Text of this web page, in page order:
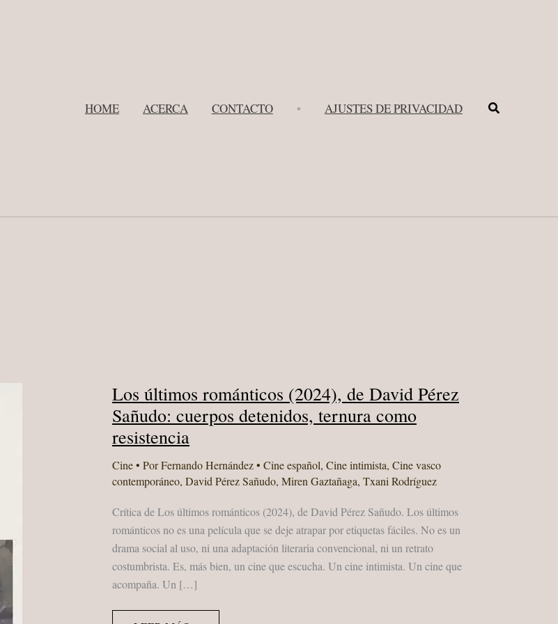
HOME ACERCA CONTACTO • AJUSTES DE PRIVACIDAD Buscar
Los últimos románticos (2024), de David Pérez
Sañudo: cuerpos detenidos, ternura como
resistencia
Cine• PorFernando Hernández• Cine español, Cine intimista, Cine vasco
contemporáneo, David Pérez Sañudo, Miren Gaztañaga, Txani Rodríguez
Crítica de Los últimos románticos (2024), de David Pérez Sañudo. Los últimos
románticos no es una película que se deje atrapar por etiquetas fáciles. No es un
drama social al uso, ni una adaptación literaria convencional, ni un retrato
costumbrista. Es, más bien, un cine que escucha. Un cine intimista. Un cine que
acompaña. Un […]